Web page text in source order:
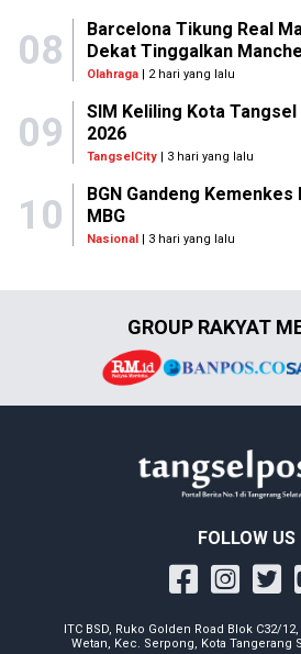
08
Barcelona Tikung Real
Dekat Tinggalkan
Olahraga| 2 hari yang lalu
09
SIM Keliling Kota
2026
TangselCity| 3 hari yang lalu
10
BGN Gandeng
MBG
Nasional| 3 hari yang lalu
GROUP RAKYAT
FOLLOW US
ITC BSD, Ruko Golden Road Blok C32/
Wetan, Kec. Serpong, Kota Tangerang